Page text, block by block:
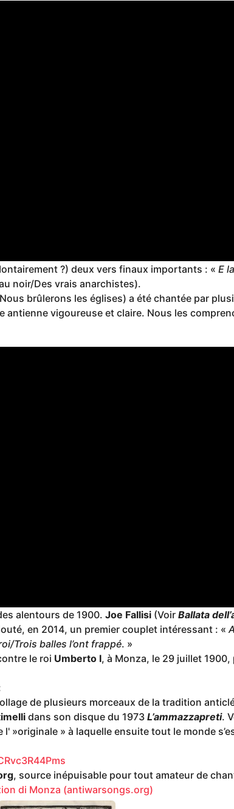
?) deux vers finaux importants : « E
noir/Des vrais anarchistes).
brûlerons les églises) a été chantée par
antienne vigoureuse et claire. Nous les
alentours de 1900. Joe Fallisi (Voir Ballata
en 2014, un premier couplet intéressant : «
Trois balles l’ont frappé. »
le roi Umberto I, à Monza, le 29 juillet 1900,
de plusieurs morceaux de la tradition
dans son disque du 1973 L’ammazzapreti.
»originale » à laquelle ensuite tout le monde
, source inépuisable pour tout amateur de
di Monza (antiwarsongs.org)